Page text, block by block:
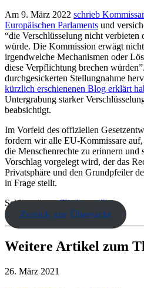
Am 9. März 2022 schrieb
Europäischen Parlaments und
“die Verschlüsselung nicht verbieten
würde. Die Kommission erwägt
irgendwelche Mechanismen oder
diese Verpflichtung brechen
durchgesickerten Stellungnahme
kürzlich erschienenen Blog erklärt
Untergrabung starker
beabsichtigt.
Im Vorfeld des offiziellen
fordern wir alle EU-Kommissare
die Menschenrechte zu erinnern und
Vorschlag vorgelegt wird, der das
Privatsphäre und den Grundpfeiler
in Frage stellt.
Schlagwörter: Chatkontrolle
Zurück zur Übersicht
Weitere Artikel zum
26. März 2021